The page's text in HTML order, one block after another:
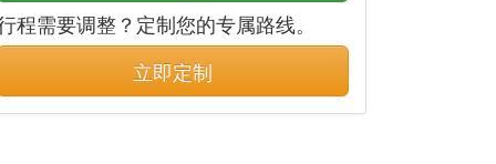
程需要调整？定制您的专属路线。
立即定制